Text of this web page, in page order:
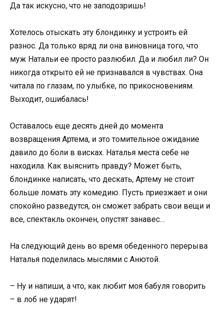
Да так искусно, что не заподозришь!
Хотелось отыскать эту блондинку и устроить ей
разнос. Да только вряд ли она виновница того, что
муж Натальи ее просто разлюбил. Да и любил ли? Он
никогда открыто ей не признавался в чувствах. Она
читала по глазам, по улыбке, по прикосновениям.
Выходит, ошибалась!
Оставалось еще десять дней до момента
возвращения Артема, и это томительное ожидание
давило до боли в висках. Наталья места себе не
находила. Как выяснить правду? Может быть,
блондинке написать, что дескать, Артему не стоит
больше ломать эту комедию. Пусть приезжает и они
спокойно разведутся, он сможет забрать свои вещи и
все, спектакль окончен, опустят занавес…
На следующий день во время обеденного перерыва
Наталья поделилась мыслями с Анютой.
– Ну и напиши, а что, как любит моя бабуля говорить
– в лоб не ударят!